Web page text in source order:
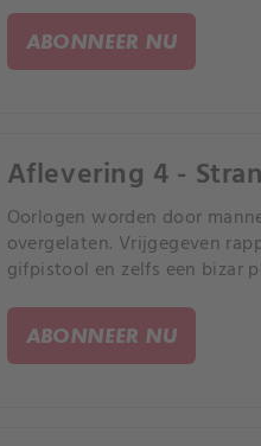
ABONNEER NU
Aflevering 4 -
Oorlogen worden door
overgelaten. Vrijgegeven
gifpistool en zelfs een bizar
ABONNEER NU